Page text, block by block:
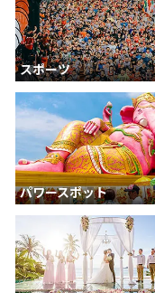
スポーツ
パワースポット